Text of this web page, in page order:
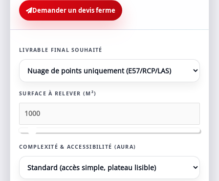
Demander un devis ferme
LIVRABLE FINAL SOUHAITÉ
SURFACE À RELEVER (M²)
COMPLEXITÉ & ACCESSIBILITÉ (AURA)